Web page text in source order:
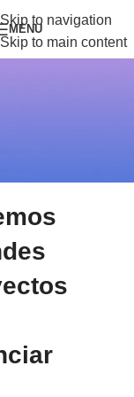
Skip to navigation
Skip to main content
MENU